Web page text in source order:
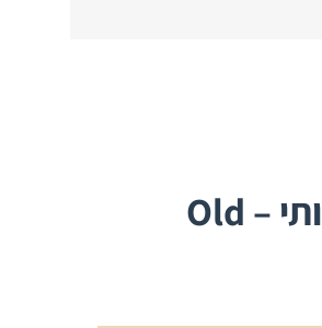
תיק דפל מעור איטלקי איכותי – Old